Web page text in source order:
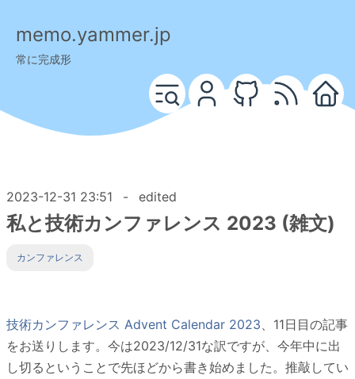
memo.yammer.jp
常に完成形
2023-12-31 23:51 - edited
私と技術カンファレンス 2023 (雑文)
カンファレンス
技術カンファレンス Advent Calendar 2023、11日目の記事
をお送りします。今は2023/12/31な訳ですが、今年中に出
し切るということで先ほどから書き始めました。推敲してい